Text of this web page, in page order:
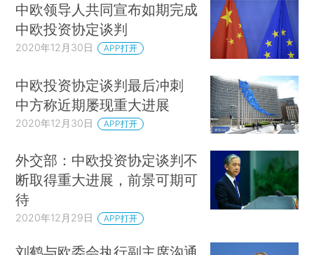
中欧领导人共同宣布如期完成
中欧投资协定谈判
2020年12月30日 APP打开
中欧投资协定谈判最后冲刺
中方称近期屡现重大进展
2020年12月30日 APP打开
外交部：中欧投资协定谈判不
断取得重大进展，前景可期可
待
2020年12月29日 APP打开